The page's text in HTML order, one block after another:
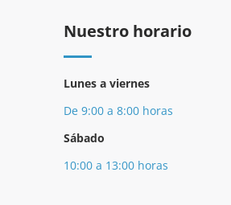
Nuestro horario
Lunes a viernes
De 9:00 a 8:00 horas
Sábado
10:00 a 13:00 horas